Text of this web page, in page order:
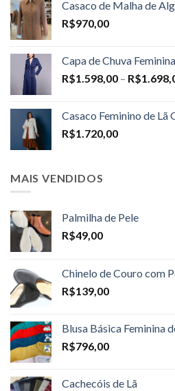
Casaco de Malha de
R$970,00
Capa de Chuva
R$1.598,00 – R$
Casaco Feminino de Lã
R$1.720,00
MAIS VENDIDOS
Palmilha de Pele
R$49,00
Chinelo de Couro com
R$139,00
Blusa Básica Feminina
R$796,00
Cachecóis de Lã